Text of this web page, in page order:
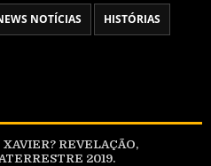
NOTÍCIAS HISTÓRIAS
REVELAÇÃO,
2019.